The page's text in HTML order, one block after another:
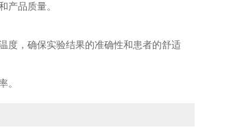
品质量。
，确保实验结果的准确性和患者的舒适
。